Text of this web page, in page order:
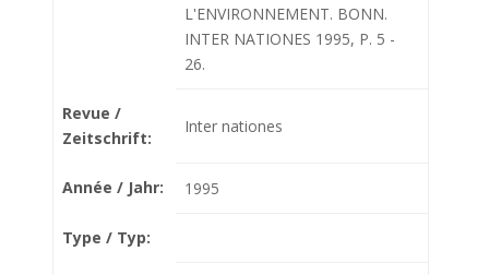
L'ENVIRONNEMENT. BONN.
INTER NATIONES 1995, P. 5 -
26.
Revue /
Zeitschrift:
Inter nationes
Année / Jahr: 1995
Type / Typ: